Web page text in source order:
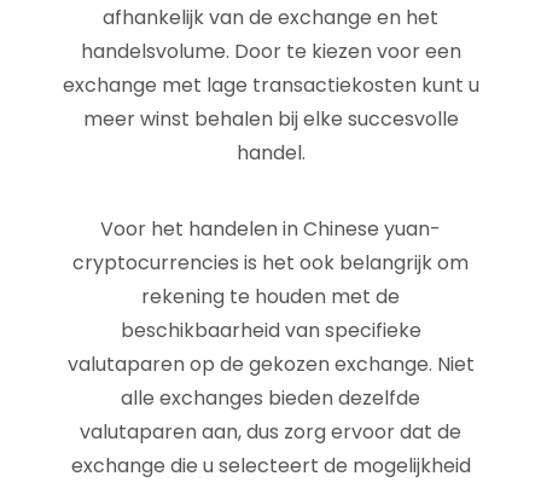
afhankelijk van de exchange en het
handelsvolume. Door te kiezen voor een
exchange met lage transactiekosten kunt u
meer winst behalen bij elke succesvolle
handel.
Voor het handelen in Chinese yuan-
cryptocurrencies is het ook belangrijk om
rekening te houden met de
beschikbaarheid van specifieke
valutaparen op de gekozen exchange. Niet
alle exchanges bieden dezelfde
valutaparen aan, dus zorg ervoor dat de
exchange die u selecteert de mogelijkheid